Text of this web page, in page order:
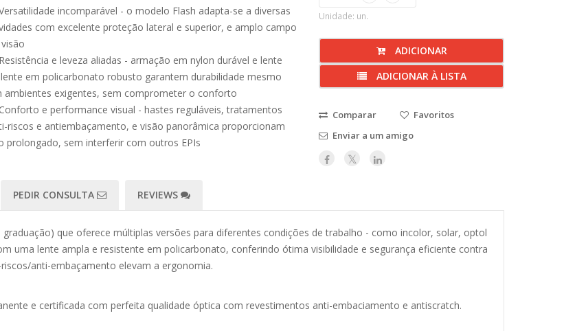
incomparável - o modelo Flash adapta-se a diversas
com excelente proteção lateral e superior, e amplo campo
Resistência e leveza aliadas - armação em nylon durável e lente
em policarbonato robusto garantem durabilidade mesmo
ambientes exigentes, sem comprometer o conforto
Conforto e performance visual - hastes reguláveis, tratamentos
riscos e antiembaçamento, e visão panorâmica proporcionam
prolongado, sem interferir com outros EPIs
Unidade: un.
ADICIONAR
ADICIONAR À LISTA
Comparar
Favoritos
Enviar a um amigo
PEDIR CONSULTA REVIEWS
que oferece múltiplas versões para diferentes condições de trabalho - como incolor, solar, optol
uma lente ampla e resistente em policarbonato, conferindo ótima visibilidade e segurança eficiente contra
anti-embaçamento elevam a ergonomia.
e certificada com perfeita qualidade óptica com revestimentos anti-embaciamento e antiscratch.